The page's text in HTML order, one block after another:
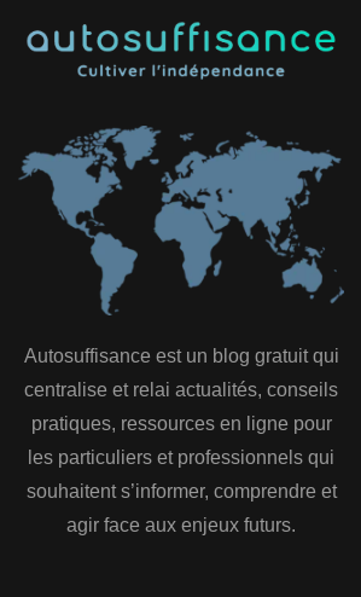
Autosuffisance est un blog gratuit qui
centralise et relai actualités, conseils
pratiques, ressources en ligne pour
les particuliers et professionnels qui
souhaitent s’informer, comprendre et
agir face aux enjeux futurs.